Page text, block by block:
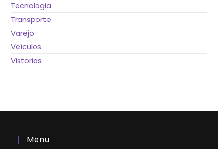
Tecnologia
Transporte
Varejo
Veículos
Vistorias
Menu